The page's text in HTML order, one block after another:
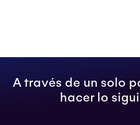
A través de un solo
hacer lo